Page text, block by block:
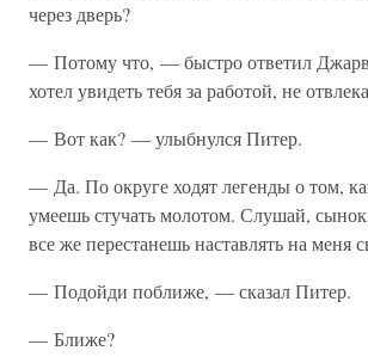
через дверь?
— Потому что, — быстро ответил
хотел увидеть тебя за работой, не
— Вот как? — улыбнулся Питер.
— Да. По округе ходят легенды о том,
умеешь стучать молотом. Слушай,
все же перестанешь наставлять на меня
— Подойди поближе, — сказал Питер.
— Ближе?